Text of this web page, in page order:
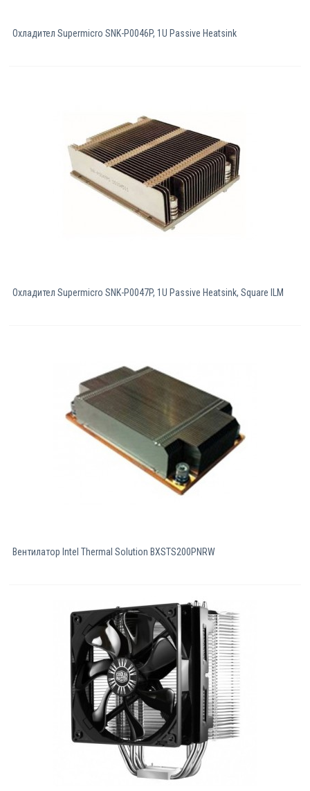
Охладител Supermicro SNK-P0046P, 1U Passive Heatsink
Охладител Supermicro SNK-P0047P, 1U Passive Heatsink, Square ILM
Вентилатор Intel Thermal Solution BXSTS200PNRW